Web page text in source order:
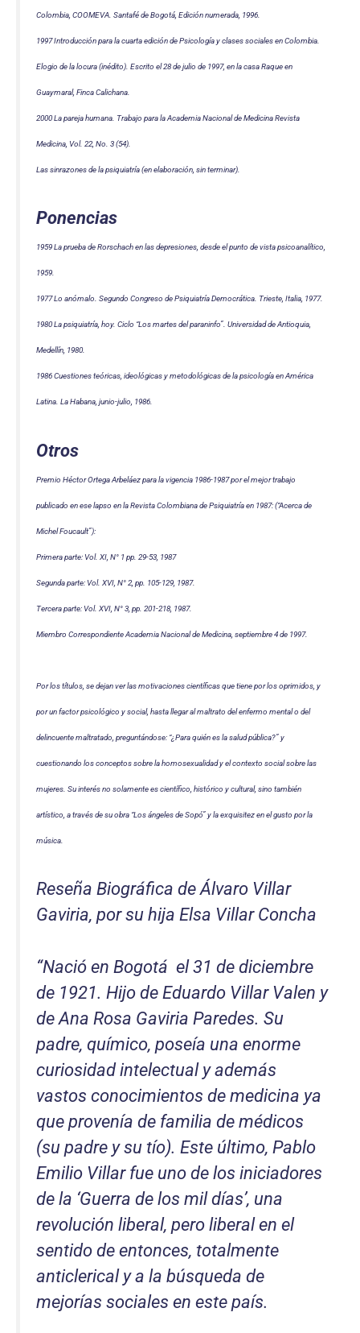
Colombia, COOMEVA. Santafé de Bogotá, Edición numerada, 1996.
1997 Introducción para la cuarta edición de Psicología y clases sociales en Colombia.
Elogio de la locura (inédito). Escrito el 28 de julio de 1997, en la casa Raque en
Guaymaral, Finca Calichana.
2000 La pareja humana. Trabajo para la Academia Nacional de Medicina Revista
Medicina, Vol. 22, No. 3 (54).
Las sinrazones de la psiquiatría (en elaboración, sin terminar).
Ponencias
1959 La prueba de Rorschach en las depresiones, desde el punto de vista psicoanalítico,
1959.
1977 Lo anómalo. Segundo Congreso de Psiquiatría Democrática. Trieste, Italia, 1977.
1980 La psiquiatría, hoy. Ciclo “Los martes del paraninfo”. Universidad de Antioquia,
Medellín, 1980.
1986 Cuestiones teóricas, ideológicas y metodológicas de la psicología en América
Latina. La Habana, junio-julio, 1986.
Otros
Premio Héctor Ortega Arbeláez para la vigencia 1986-1987 por el mejor trabajo
publicado en ese lapso en la Revista Colombiana de Psiquiatría en 1987: (“Acerca de
Michel Foucault”):
Primera parte: Vol. XI, N° 1 pp. 29-53, 1987
Segunda parte: Vol. XVI, N° 2, pp. 105-129, 1987.
Tercera parte: Vol. XVI, N° 3, pp. 201-218, 1987.
Miembro Correspondiente Academia Nacional de Medicina, septiembre 4 de 1997.
Por los títulos, se dejan ver las motivaciones científicas que tiene por los oprimidos, y
por un factor psicológico y social, hasta llegar al maltrato del enfermo mental o del
delincuente maltratado, preguntándose: “¿Para quién es la salud pública?” y
cuestionando los conceptos sobre la homosexualidad y el contexto social sobre las
mujeres. Su interés no solamente es científico, histórico y cultural, sino también
artístico, a través de su obra “Los ángeles de Sopó” y la exquisitez en el gusto por la
música.
Reseña Biográfica de Álvaro Villar
Gaviria, por su hija Elsa Villar Concha
“Nació en Bogotá el 31 de diciembre
de 1921. Hijo de Eduardo Villar Valen y
de Ana Rosa Gaviria Paredes. Su
padre, químico, poseía una enorme
curiosidad intelectual y además
vastos conocimientos de medicina ya
que provenía de familia de médicos
(su padre y su tío). Este último, Pablo
Emilio Villar fue uno de los iniciadores
de la ‘Guerra de los mil días’, una
revolución liberal, pero liberal en el
sentido de entonces, totalmente
anticlerical y a la búsqueda de
mejorías sociales en este país.